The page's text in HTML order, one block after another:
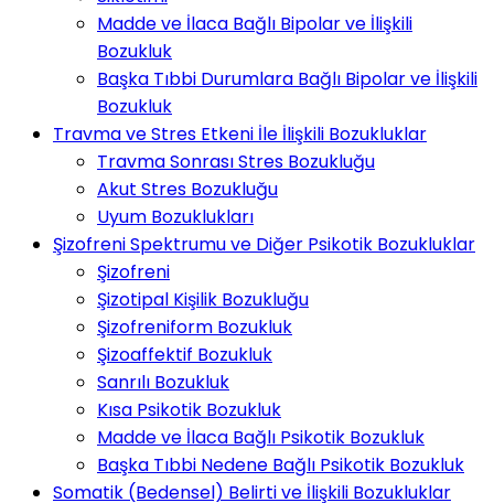
Madde ve İlaca Bağlı Bipolar ve İlişkili
Bozukluk
Başka Tıbbi Durumlara Bağlı Bipolar ve İlişkili
Bozukluk
Travma ve Stres Etkeni İle İlişkili Bozukluklar
Travma Sonrası Stres Bozukluğu
Akut Stres Bozukluğu
Uyum Bozuklukları
Şizofreni Spektrumu ve Diğer Psikotik Bozukluklar
Şizofreni
Şizotipal Kişilik Bozukluğu
Şizofreniform Bozukluk
Şizoaffektif Bozukluk
Sanrılı Bozukluk
Kısa Psikotik Bozukluk
Madde ve İlaca Bağlı Psikotik Bozukluk
Başka Tıbbi Nedene Bağlı Psikotik Bozukluk
Somatik (Bedensel) Belirti ve İlişkili Bozukluklar